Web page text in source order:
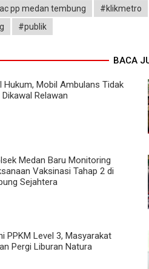
pp medan tembung #klikmetro
#publik
BACA
Hukum, Mobil Ambulans Tidak
Dikawal Relawan
Medan Baru Monitoring
Vaksinasi Tahap 2 di
Sejahtera
PPKM Level 3, Masyarakat
Pergi Liburan Natura